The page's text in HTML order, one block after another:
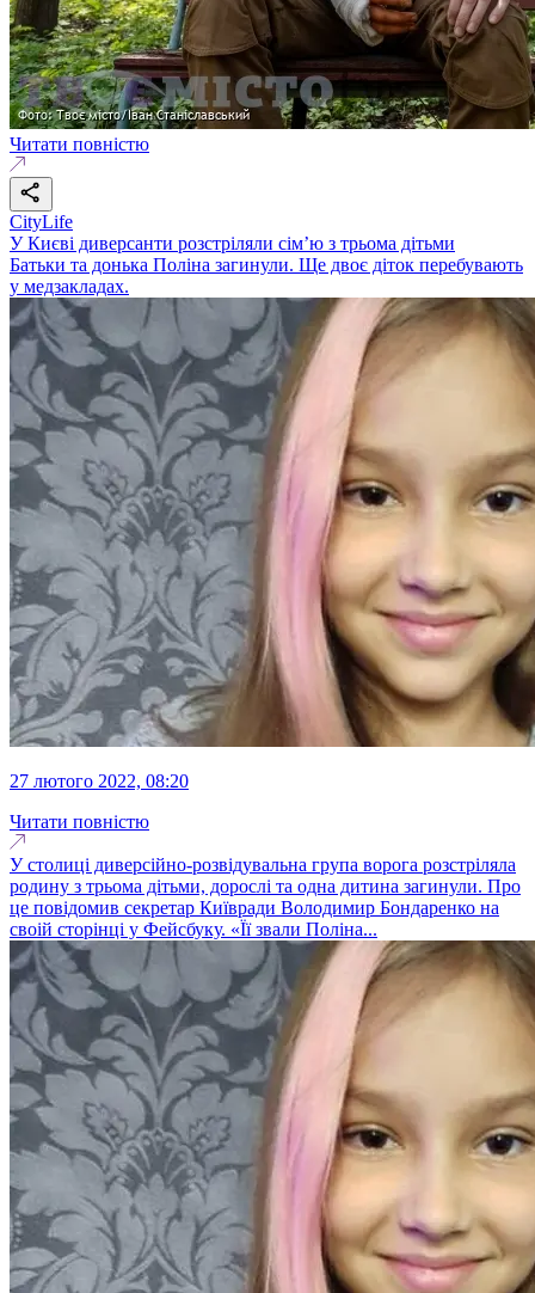
Читати повністю
CityLife
У Києві диверсанти розстріляли сім’ю з трьома дітьми
Батьки та донька Поліна загинули. Ще двоє діток перебувають
у медзакладах.
27 лютого 2022, 08:20
Читати повністю
У столиці диверсійно-розвідувальна група ворога розстріляла
родину з трьома дітьми, дорослі та одна дитина загинули. Про
це повідомив секретар Київради Володимир Бондаренко на
своій сторінці у Фейсбуку. «Її звали Поліна...